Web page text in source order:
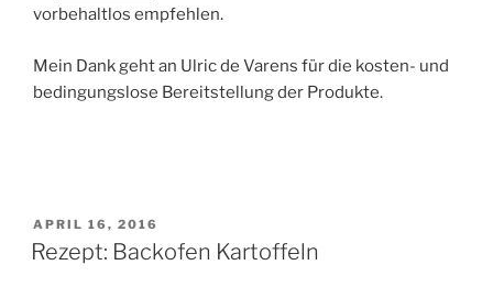
vorbehaltlos empfehlen.
Mein Dank geht an Ulric de Varens für die kosten- und
bedingungslose Bereitstellung der Produkte.
VERÖFFENTLICHT
AM
APRIL 16, 2016
Rezept: Backofen Kartoffeln